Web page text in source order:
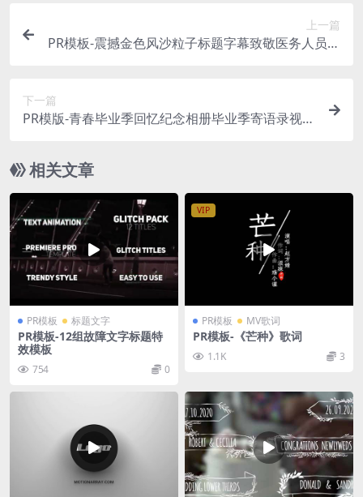
上一篇
PR模板-震撼金色风沙粒子标题字幕致敬医务人员视
下一篇
PR模版-青春毕业季回忆纪念相册毕业季寄语录视频
相关文章
PR模板 标题文字
PR模板-12组故障文字标题特
效模板
754 0
VIP
PR模板 MV歌词
PR模板-《芒种》歌词
1.1K 3